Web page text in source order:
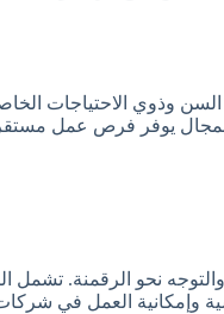
وذوي الاحتياجات
المجال يوفر فرص عمل
نحو الرقمنة. تشمل
وإمكانية العمل في